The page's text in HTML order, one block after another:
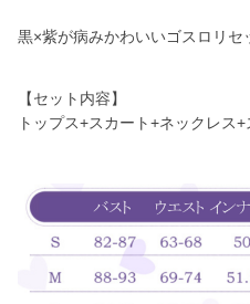
黒×紫が病みかわいいゴスロリセ
【セット内容】
トップス+スカート+ネックレス